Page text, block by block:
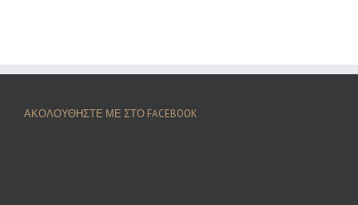
ΑΚΟΛΟΥΘΗΣΤΕ ΜΕ ΣΤΟ FACEBOOK